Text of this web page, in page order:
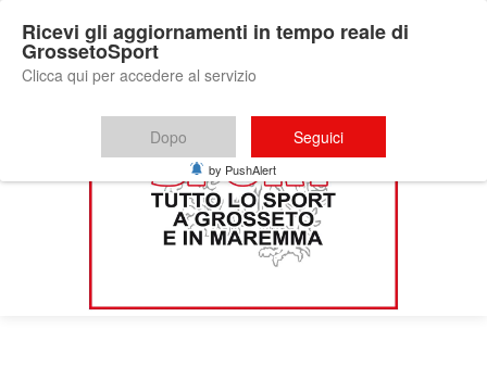
Ricevi gli aggiornamenti in tempo reale di
GrossetoSport
Clicca qui per accedere al servizio
Dopo Seguici
by PushAlert